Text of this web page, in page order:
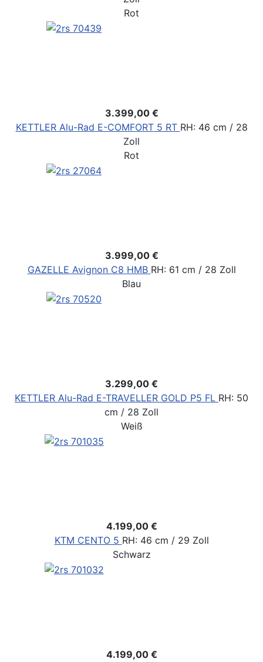
Rot
3.399,00 €
KETTLER Alu-Rad E-COMFORT 5 RT RH: 46 cm / 28
Zoll
Rot
3.999,00 €
GAZELLE Avignon C8 HMB RH: 61 cm / 28 Zoll
Blau
3.299,00 €
KETTLER Alu-Rad E-TRAVELLER GOLD P5 FL RH: 50
cm / 28 Zoll
Weiß
4.199,00 €
KTM CENTO 5 RH: 46 cm / 29 Zoll
Schwarz
4.199,00 €